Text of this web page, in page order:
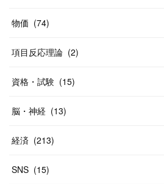
10
物価 (74)
項目反応理論 (2)
資格・試験 (15)
脳・神経 (13)
経済 (213)
SNS (15)